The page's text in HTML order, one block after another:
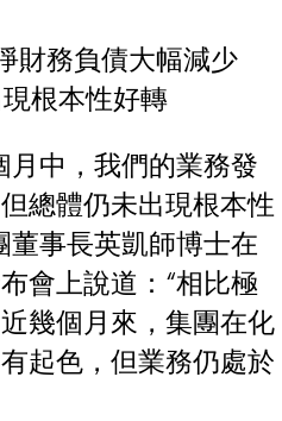
財務負債大幅減少
根本性好轉
月中，我們的業務發
總體仍未出現根本性
董事長英凱師博士在
會上說道：“相比極
幾個月來，集團在化
起色，但業務仍處於